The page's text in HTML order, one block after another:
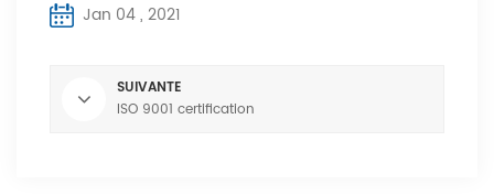
Jan 04 , 2021
SUIVANTE
ISO 9001 certification